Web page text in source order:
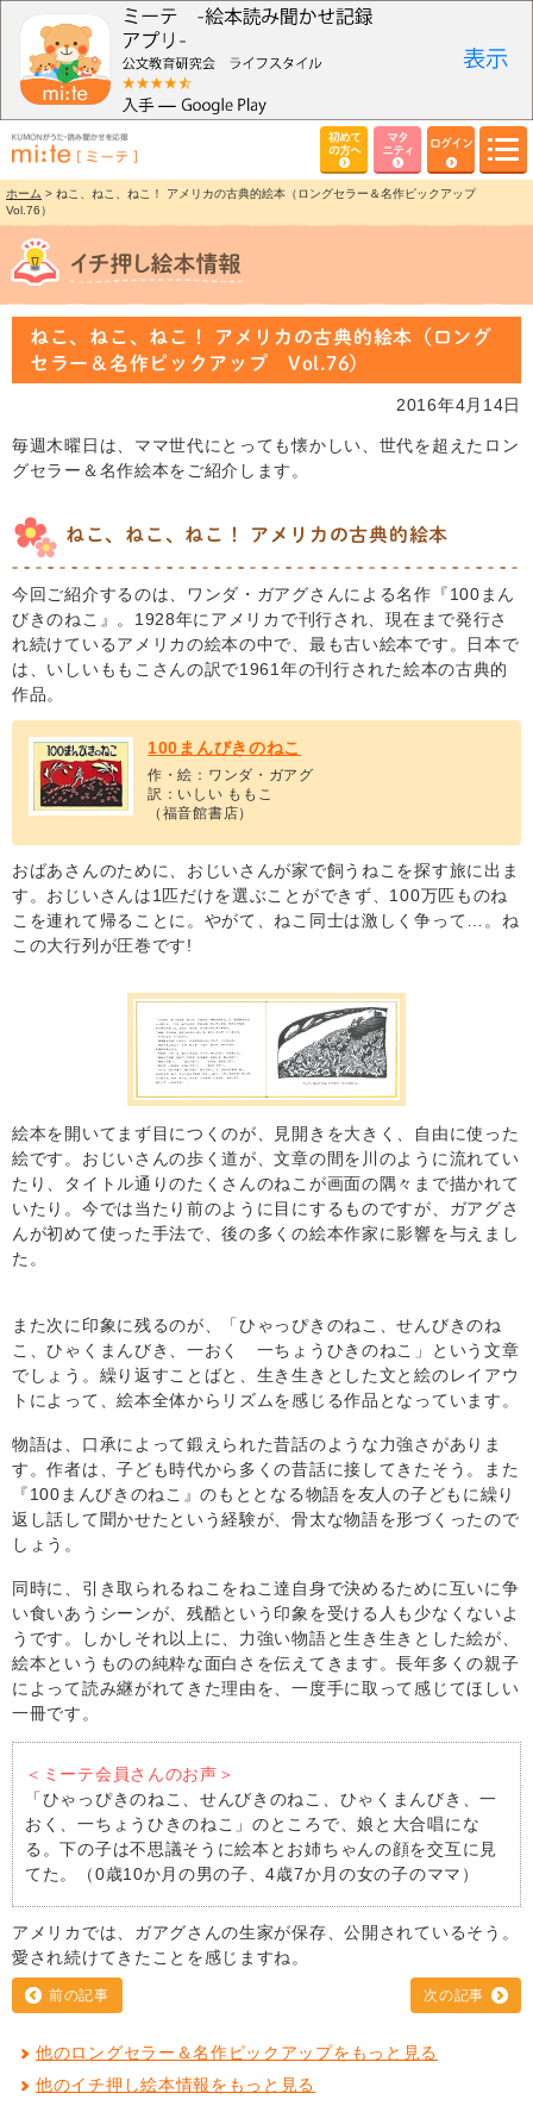
初めて
の方へ
マタ
ニティ
ログイン
ホーム > ねこ、ねこ、ねこ！ アメリカの古典的絵本（ロングセラー＆名作ピックアップ
Vol.76）
ねこ、ねこ、ねこ！ アメリカの古典的絵本（ロング
セラー＆名作ピックアップ Vol.76）
2016年4月14日
毎週木曜日は、ママ世代にとっても懐かしい、世代を超えたロン
グセラー＆名作絵本をご紹介します。
ねこ、ねこ、ねこ！ アメリカの古典的絵本
今回ご紹介するのは、ワンダ・ガアグさんによる名作『100まん
びきのねこ』。1928年にアメリカで刊行され、現在まで発行さ
れ続けているアメリカの絵本の中で、最も古い絵本です。日本で
は、いしいももこさんの訳で1961年の刊行された絵本の古典的
作品。
100まんびきのねこ
作・絵：ワンダ・ガアグ
訳：いしい ももこ
（福音館書店）
おばあさんのために、おじいさんが家で飼うねこを探す旅に出ま
す。おじいさんは1匹だけを選ぶことができず、100万匹ものね
こを連れて帰ることに。やがて、ねこ同士は激しく争って…。ね
この大行列が圧巻です!
絵本を開いてまず目につくのが、見開きを大きく、自由に使った
絵です。おじいさんの歩く道が、文章の間を川のように流れてい
たり、タイトル通りのたくさんのねこが画面の隅々まで描かれて
いたり。今では当たり前のように目にするものですが、ガアグさ
んが初めて使った手法で、後の多くの絵本作家に影響を与えまし
た。
また次に印象に残るのが、「ひゃっぴきのねこ、せんびきのね
こ、ひゃくまんびき、一おく 一ちょうひきのねこ」という文章
でしょう。繰り返すことばと、生き生きとした文と絵のレイアウ
トによって、絵本全体からリズムを感じる作品となっています。
物語は、口承によって鍛えられた昔話のような力強さがありま
す。作者は、子ども時代から多くの昔話に接してきたそう。また
『100まんびきのねこ』のもととなる物語を友人の子どもに繰り
返し話して聞かせたという経験が、骨太な物語を形づくったので
しょう。
同時に、引き取られるねこをねこ達自身で決めるために互いに争
い食いあうシーンが、残酷という印象を受ける人も少なくないよ
うです。しかしそれ以上に、力強い物語と生き生きとした絵が、
絵本というものの純粋な面白さを伝えてきます。長年多くの親子
によって読み継がれてきた理由を、一度手に取って感じてほしい
一冊です。
＜ミーテ会員さんのお声＞
「ひゃっぴきのねこ、せんびきのねこ、ひゃくまんびき、一
おく、一ちょうひきのねこ」のところで、娘と大合唱にな
る。下の子は不思議そうに絵本とお姉ちゃんの顔を交互に見
てた。（0歳10か月の男の子、4歳7か月の女の子のママ）
アメリカでは、ガアグさんの生家が保存、公開されているそう。
愛され続けてきたことを感じますね。
前の記事 次の記事
他のロングセラー＆名作ピックアップをもっと見る
他のイチ押し絵本情報をもっと見る